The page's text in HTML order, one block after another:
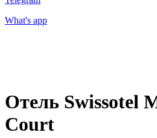
What's app
Отель Swissotel
Court